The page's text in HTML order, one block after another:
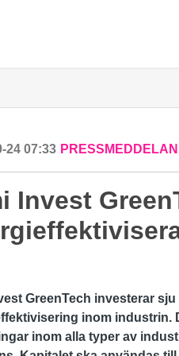
24 07:33
Invest
GreenTech investerar
inom industrin.
inom alla typer av